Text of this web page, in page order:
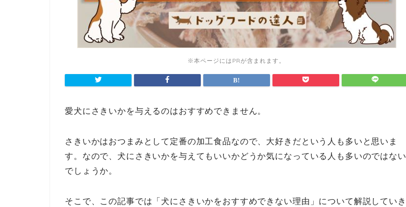
※本ページにはPRが含まれます。
愛犬にさきいかを与えるのはおすすめできません。
さきいかはおつまみとして定番の加工食品なので、大好きだという人も多いと思いま
す。なので、犬にさきいかを与えてもいいかどうか気になっている人も多いのではない
でしょうか。
そこで、この記事では「犬にさきいかをおすすめできない理由」について解説していき